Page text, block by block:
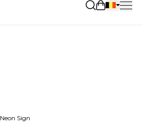
Neon Sign